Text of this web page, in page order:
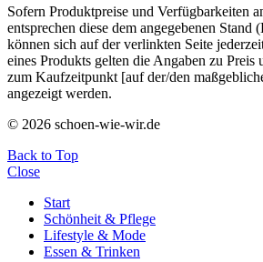
Sofern Produktpreise und Verfügbarkeiten
entsprechen diese dem angegebenen Stand
können sich auf der verlinkten Seite
eines Produkts gelten die Angaben zu Preis
zum Kaufzeitpunkt [auf der/den
angezeigt werden.
© 2026 schoen-wie-wir.de
Back to Top
Close
Start
Schönheit & Pflege
Lifestyle & Mode
Essen & Trinken